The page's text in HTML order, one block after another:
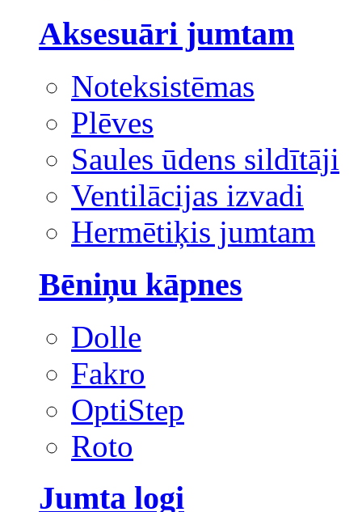
Aksesuāri jumtam
Noteksistēmas
Plēves
Saules ūdens sildītāji
Ventilācijas izvadi
Hermētiķis jumtam
Bēniņu kāpnes
Dolle
Fakro
OptiStep
Roto
Jumta logi